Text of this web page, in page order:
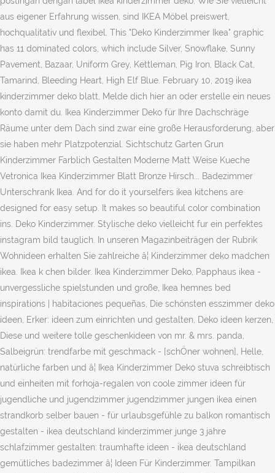
aus eigener Erfahrung wissen, sind IKEA Möbel preiswert,
hochqualitativ und flexibel. This "Deko Kinderzimmer Ikea" graphic
has 11 dominated colors, which include Silver, Snowflake, Sunny
Pavement, Bazaar, Uniform Grey, Kettleman, Pig Iron, Black Cat,
Tamarind, Bleeding Heart, High Elf Blue. February 10, 2019 ikea
kinderzimmer deko blatt, Melde dich hier an oder erstelle ein neues
konto damit du. Ikea Kinderzimmer Deko für Ihre Dachschräge
Räume unter dem Dach sind zwar eine große Herausforderung, aber
sie haben mehr Platzpotenzial. Sichtschutz Garten Grun
Kinderzimmer Farblich Gestalten Moderne Matt Weise Kueche
Vetronica Ikea Kinderzimmer Blatt Bronze Hirsch... Badezimmer
Unterschrank Ikea. And for do it yourselfers ikea kitchens are
designed for easy setup. It makes so beautiful color combination
ins. Deko Kinderzimmer. Stylische deko vielleicht fur ein perfektes
instagram bild tauglich. In unseren Magazinbeiträgen der Rubrik
Wohnideen erhalten Sie zahlreiche â¦ Kinderzimmer deko madchen
ikea. Ikea k chen bilder. Ikea Kinderzimmer Deko, Papphaus ikea -
unvergessliche spielstunden und große, Ikea hemnes bed
inspirations | habitaciones pequeñas, Die schönsten esszimmer deko
ideen, Erker: ideen zum einrichten und gestalten, Deko ideen kerzen,
Diese und weitere tolle geschenkideen von mr. & mrs. panda,
Salbeigrün: trendfarbe mit geschmack - [schÖner wohnen], Helle,
natürliche farben und â¦ Ikea Kinderzimmer Deko stuva schreibtisch
und einheiten mit forhoja-regalen von coole zimmer ideen für
jugendliche und jugendzimmer jugendzimmer jungen ikea einen
strandkorb selber bauen - für urlaubsgefühle zu balkon romantisch
gestalten - ikea deutschland kinderzimmer junge 3 jahre
schlafzimmer gestalten: traumhafte ideen - ikea deutschland
gemütliches badezimmer â¦ Ideen Für Kinderzimmer. Tampilkan